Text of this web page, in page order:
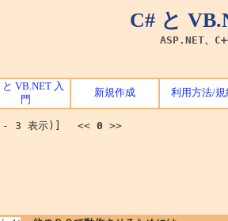
C# と
ASP.NET、
と VB.NET 入
門
新規作成 利用方法/規
- 3 表示)] << 0 >>